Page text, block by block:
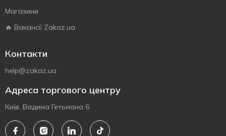
Магазини
🔥 Вакансії Zakaz.ua
Контакти
help@zakaz.ua
Адреса торгового центру
Київ, Вадима Гетьмана 6